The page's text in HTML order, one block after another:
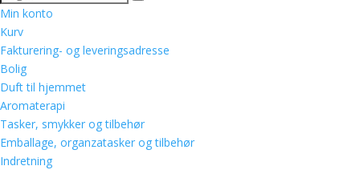
Min konto
Kurv
Fakturering- og leveringsadresse
Bolig
Duft til hjemmet
Aromaterapi
Tasker, smykker og tilbehør
Emballage, organzatasker og tilbehør
Indretning